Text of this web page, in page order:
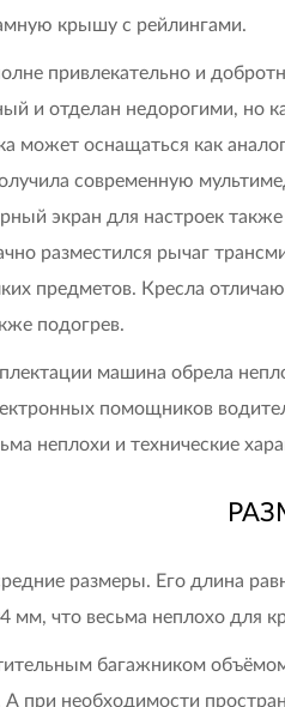
крышу с рейлингами.
привлекательно и
и отделан недорогими, но
может оснащаться как
современную
экран для настроек
разместился рычаг
предметов. Кресла
подогрев.
машина обрела
помощников
неплохи и технические
размеры. Его длина
мм, что весьма неплохо для
багажником
при необходимости